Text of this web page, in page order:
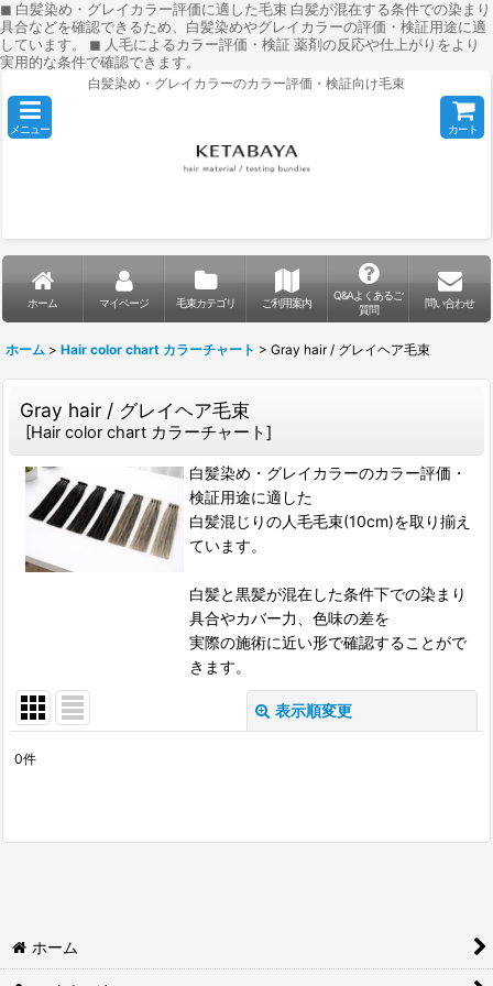
◼︎ 白髪染め・グレイカラー評価に適した毛束 白髪が混在する条件での染まり
具合などを確認できるため、白髪染めやグレイカラーの評価・検証用途に適
しています。 ◼︎ 人毛によるカラー評価・検証 薬剤の反応や仕上がりをより
実用的な条件で確認できます。
白髪染め・グレイカラーのカラー評価・検証向け毛束
メニュー カート
ホーム マイページ 毛束カテゴリ ご利用案内
Q&Aよくあるご
質問
問い合わせ
ホーム > Hair color chart カラーチャート > Gray hair / グレイヘア毛束
Gray hair / グレイヘア毛束
[Hair color chart カラーチャート]
白髪染め・グレイカラーのカラー評価・
検証用途に適した
白髪混じりの人毛毛束(10cm)を取り揃え
ています。
白髪と黒髪が混在した条件下での染まり
具合やカバー力、色味の差を
実際の施術に近い形で確認することがで
きます。
表示順変更
0件
ホーム